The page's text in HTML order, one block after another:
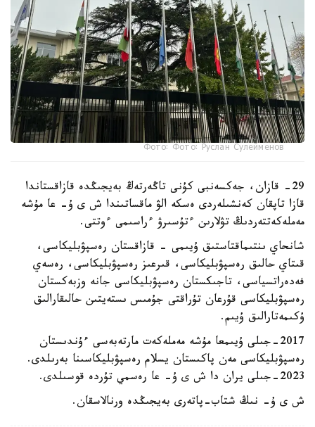
Фото: Фото: Руслан Сулейменов
29- قازان، جەكسەنبى كۇنى تاڭەرتەڭ بەيجىڭدە قازاقستاندا
قازا تاپقان كەنشىلەردى ەسكە الۋ ماقساتىندا ش ى ۇ- عا مۇشە
مەملەكەتتەردىڭ تۋلارىن ءتۇسىرۋ ءراسىمى ءوتتى.
شانحاي ىنتىماقتاستىق ۇيىمى - قازاقستان رەسپۋبليكاسى،
قىتاي حالىق رەسپۋبليكاسى، قىرعىز رەسپۋبليكاسى، رەسەي
فەدەراتسياسى، تاجىكستان رەسپۋبليكاسى جانە وزبەكستان
رەسپۋبليكاسى قۇرعان تۇراقتى جۇمىس ىستەيتىن حالىقارالىق
ۇكىمەتارالىق ۇيىم.
2017-جىلى ۇيىمعا مۇشە مەملەكەت مارتەبەسى ءۇندىستان
رەسپۋبليكاسى مەن پاكىستان يسلام رەسپۋبليكاسىنا بەرىلدى.
2023-جىلى يران دا ش ى ۇ- عا رەسمي تۇردە قوسىلدى.
ش ى ۇ- نىڭ شتاب-پاتەرى بەيجىڭدە ورنالاسقان.